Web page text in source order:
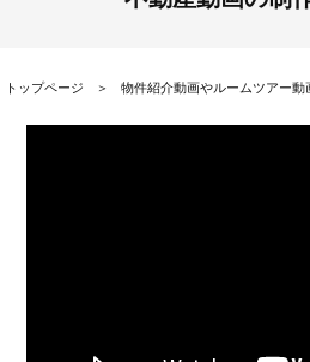
トップページ 物件紹介動画やルームツアー